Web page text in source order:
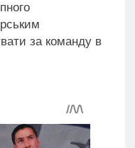
за команду в